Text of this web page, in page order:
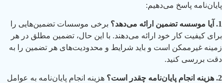
پایان‌نامه پاسخ می‌دهیم:
1. آیا موسسه تضمین ارائه می‌دهد؟
برخی موسسات تضمین‌هایی را
برای کیفیت کار خود ارائه می‌دهند. با این حال، تضمین مطلق در هر
زمینه غیرممکن است و باید شرایط و محدودیت‌های هر تضمین را به
دقت بررسی کنید.
2. هزینه انجام پایان‌نامه چقدر است؟
هزینه انجام پایان‌نامه به عوامل